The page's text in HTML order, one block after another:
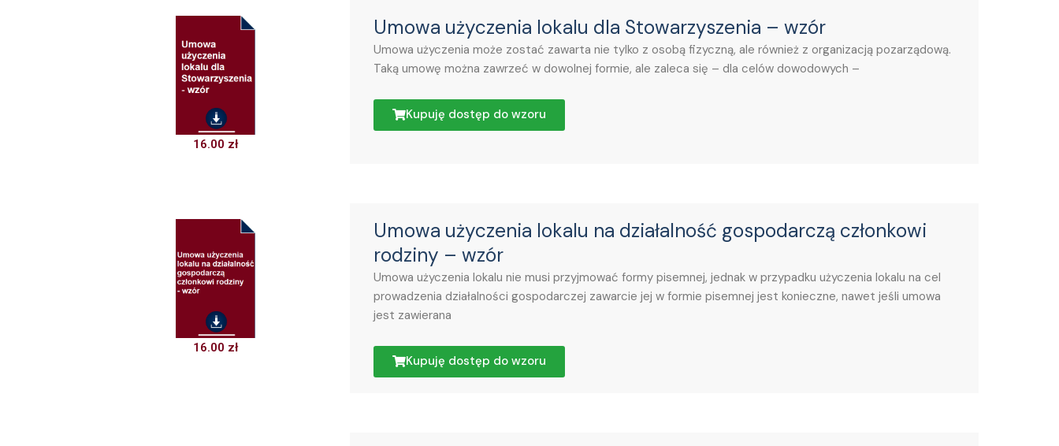
16.00 zł
Umowa użyczenia lokalu dla Stowarzyszenia – wzór
Umowa użyczenia może zostać zawarta nie tylko z osobą fizyczną, ale również z organizacją pozarządową.
Taką umowę można zawrzeć w dowolnej formie, ale zaleca się – dla celów dowodowych –
Kupuję dostęp do wzoru
16.00 zł
Umowa użyczenia lokalu na działalność gospodarczą członkowi
rodziny – wzór
Umowa użyczenia lokalu nie musi przyjmować formy pisemnej, jednak w przypadku użyczenia lokalu na cel
prowadzenia działalności gospodarczej zawarcie jej w formie pisemnej jest konieczne, nawet jeśli umowa
jest zawierana
Kupuję dostęp do wzoru